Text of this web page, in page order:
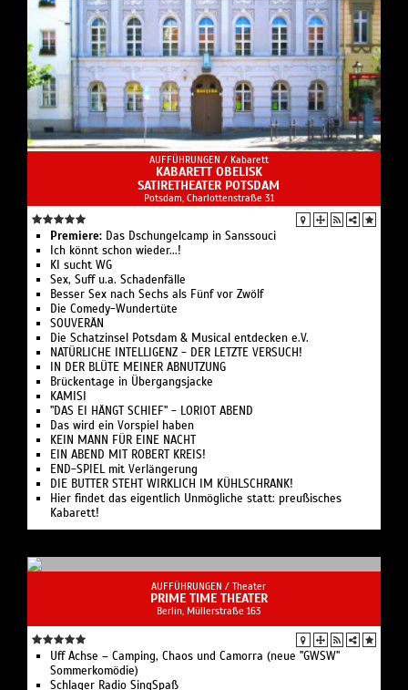
AUFFÜHRUNGEN / Kabarett
KABARETT OBELISK
SATIRETHEATER POTSDAM
Potsdam, Charlottenstraße 31
Premiere: Das Dschungelcamp in Sanssouci
Ich könnt schon wieder...!
KI sucht WG
Sex, Suff u.a. Schadenfälle
Besser Sex nach Sechs als Fünf vor Zwölf
Die Comedy-Wundertüte
SOUVERÄN
Die Schatzinsel Potsdam & Musical entdecken e.V.
NATÜRLICHE INTELLIGENZ - DER LETZTE VERSUCH!
IN DER BLÜTE MEINER ABNUTZUNG
Brückentage in Übergangsjacke
KAMISI
"DAS EI HÄNGT SCHIEF" - LORIOT ABEND
Das wird ein Vorspiel haben
KEIN MANN FÜR EINE NACHT
EIN ABEND MIT ROBERT KREIS!
END-SPIEL mit Verlängerung
DIE BUTTER STEHT WIRKLICH IM KÜHLSCHRANK!
Hier findet das eigentlich Unmögliche statt: preußisches
Kabarett!
AUFFÜHRUNGEN / Theater
PRIME TIME THEATER
Berlin, ​Müllerstraße 163
Uff Achse – Camping, Chaos und Camorra (neue "GWSW"
Sommerkomödie)
Schlager Radio SingSpaß